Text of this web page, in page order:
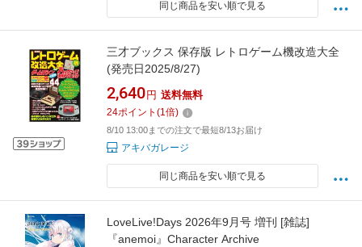
同じ商品を安い順で見る
三才ブックス 保存版 レトロゲーム機改造大全
(発売日2025/8/27)
2,640 円 送料無料
24ポイント (1倍)
8/10 13:00までの注文で最短8/13お届け
アキバガレージ
同じ商品を安い順で見る
LoveLive!Days 2026年9月号 増刊 [雑誌]
『anemoi』Character Archive